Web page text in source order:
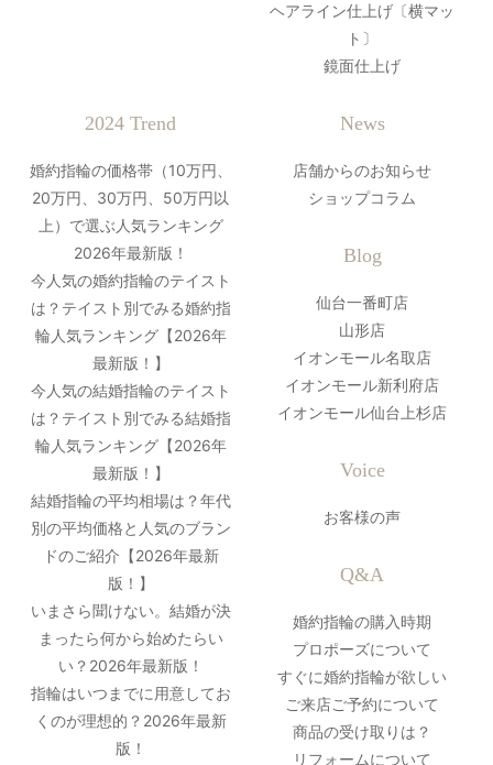
ヘアライン仕上げ〔横マッ
ト〕
鏡面仕上げ
2024 Trend
婚約指輪の価格帯（10万円、
20万円、30万円、50万円以
上）で選ぶ人気ランキング
2026年最新版！
今人気の婚約指輪のテイスト
は？テイスト別でみる婚約指
輪人気ランキング【2026年
最新版！】
今人気の結婚指輪のテイスト
は？テイスト別でみる結婚指
輪人気ランキング【2026年
最新版！】
結婚指輪の平均相場は？年代
別の平均価格と人気のブラン
ドのご紹介【2026年最新
版！】
いまさら聞けない。結婚が決
まったら何から始めたらい
い？2026年最新版！
指輪はいつまでに用意してお
くのが理想的？2026年最新
版！
News
店舗からのお知らせ
ショップコラム
Blog
仙台一番町店
山形店
イオンモール名取店
イオンモール新利府店
イオンモール仙台上杉店
Voice
お客様の声
Q&A
婚約指輪の購入時期
プロポーズについて
すぐに婚約指輪が欲しい
ご来店ご予約について
商品の受け取りは？
リフォームについて